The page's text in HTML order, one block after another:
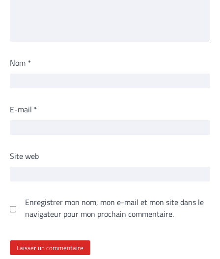
Nom *
E-mail *
Site web
Enregistrer mon nom, mon e-mail et mon site dans le
navigateur pour mon prochain commentaire.